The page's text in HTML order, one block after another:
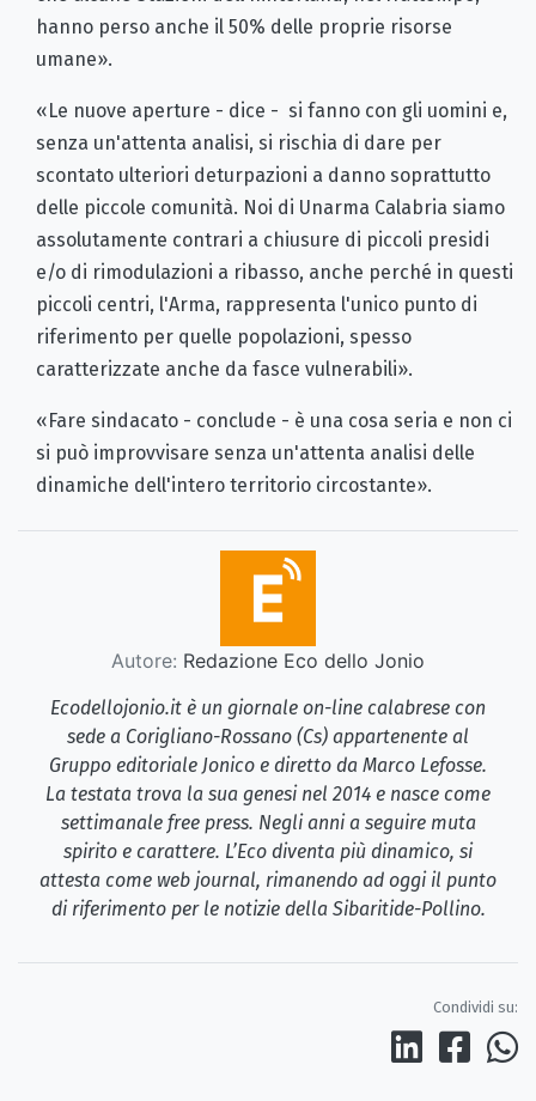
hanno perso anche il 50% delle proprie risorse
umane».
«Le nuove aperture - dice - si fanno con gli uomini e,
senza un'attenta analisi, si rischia di dare per
scontato ulteriori deturpazioni a danno soprattutto
delle piccole comunità. Noi di Unarma Calabria siamo
assolutamente contrari a chiusure di piccoli presidi
e/o di rimodulazioni a ribasso, anche perché in questi
piccoli centri, l'Arma, rappresenta l'unico punto di
riferimento per quelle popolazioni, spesso
caratterizzate anche da fasce vulnerabili».
«Fare sindacato - conclude - è una cosa seria e non ci
si può improvvisare senza un'attenta analisi delle
dinamiche dell'intero territorio circostante».
Autore: Redazione Eco dello Jonio
Ecodellojonio.it è un giornale on-line calabrese con
sede a Corigliano-Rossano (Cs) appartenente al
Gruppo editoriale Jonico e diretto da Marco Lefosse.
La testata trova la sua genesi nel 2014 e nasce come
settimanale free press. Negli anni a seguire muta
spirito e carattere. L’Eco diventa più dinamico, si
attesta come web journal, rimanendo ad oggi il punto
di riferimento per le notizie della Sibaritide-Pollino.
Condividi su: